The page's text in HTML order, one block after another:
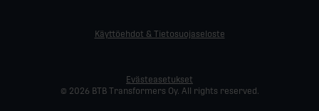
© 2026 BTB Transformers Oy. All rights reserved.
Käyttöehdot & Tietosuojaseloste
Evästeasetukset